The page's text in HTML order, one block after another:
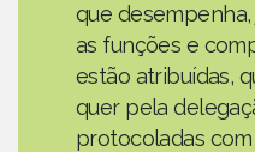
que
as funções e
estão atribuídas,
quer pela
protocoladas